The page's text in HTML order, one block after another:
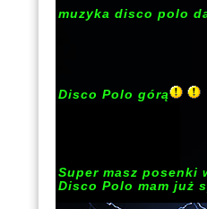
muzyka disco polo
Disco Polo górą
Super masz posenki
Disco Polo mam już